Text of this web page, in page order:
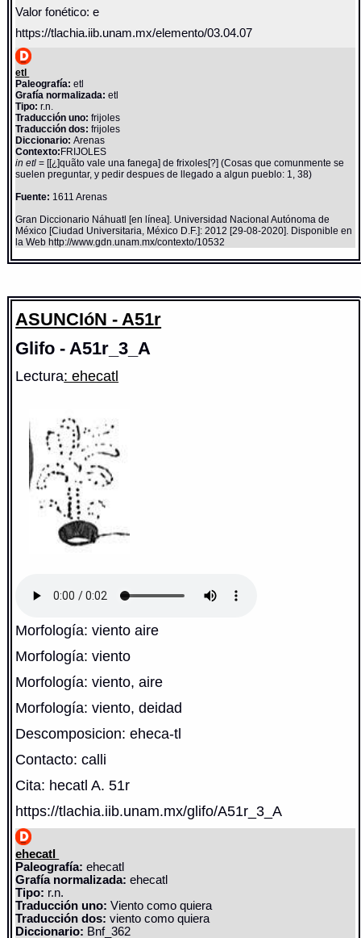
Valor fonético: e
https://tlachia.iib.unam.mx/elemento/03.04.07
etl
Paleografía: etl
Grafía normalizada: etl
Tipo: r.n.
Traducción uno: frijoles
Traducción dos: frijoles
Diccionario:Arenas
Contexto:FRIJOLES
in etl= [[¿]quãto vale una fanega] de frixoles[?] (Cosas que comunmente se
suelen preguntar, y pedir despues de llegado a algun pueblo: 1, 38)
Fuente: 1611 Arenas
Gran Diccionario Náhuatl [en línea]. Universidad Nacional Autónoma de
México [Ciudad Universitaria, México D.F.]: 2012 [29-08-2020]. Disponible en
la Web http://www.gdn.unam.mx/contexto/10532
ASUNCIóN - A51r
Glifo - A51r_3_A
Lectura: ehecatl
Morfología: viento aire
Morfología: viento
Morfología: viento, aire
Morfología: viento, deidad
Descomposicion: eheca-tl
Contacto: calli
Cita: hecatl A. 51r
https://tlachia.iib.unam.mx/glifo/A51r_3_A
ehecatl
Paleografía: ehecatl
Grafía normalizada: ehecatl
Tipo: r.n.
Traducción uno: Viento como quiera
Traducción dos: viento como quiera
Diccionario: Bnf_362